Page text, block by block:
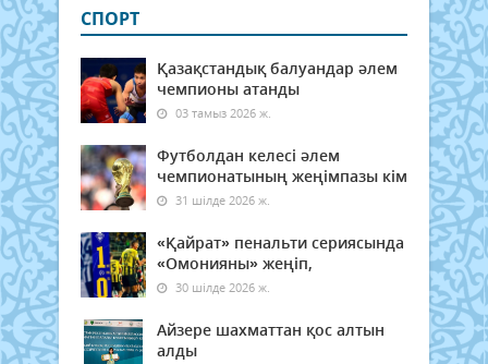
СПОРТ
Қазақстандық балуандар әлем
чемпионы атанды
03 тамыз 2026 ж.
Футболдан келесі әлем
чемпионатының жеңімпазы кім
31 шілде 2026 ж.
«Қайрат» пенальти сериясында
«Омонияны» жеңіп,
30 шілде 2026 ж.
Айзере шахматтан қос алтын
алды